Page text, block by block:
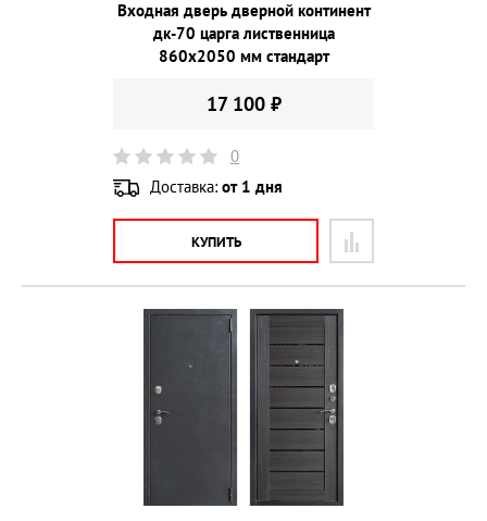
Входная дверь дверной континент
дк-70 царга лиственница
860х2050 мм стандарт
17 100 ₽
0
Доставка: от 1 дня
КУПИТЬ